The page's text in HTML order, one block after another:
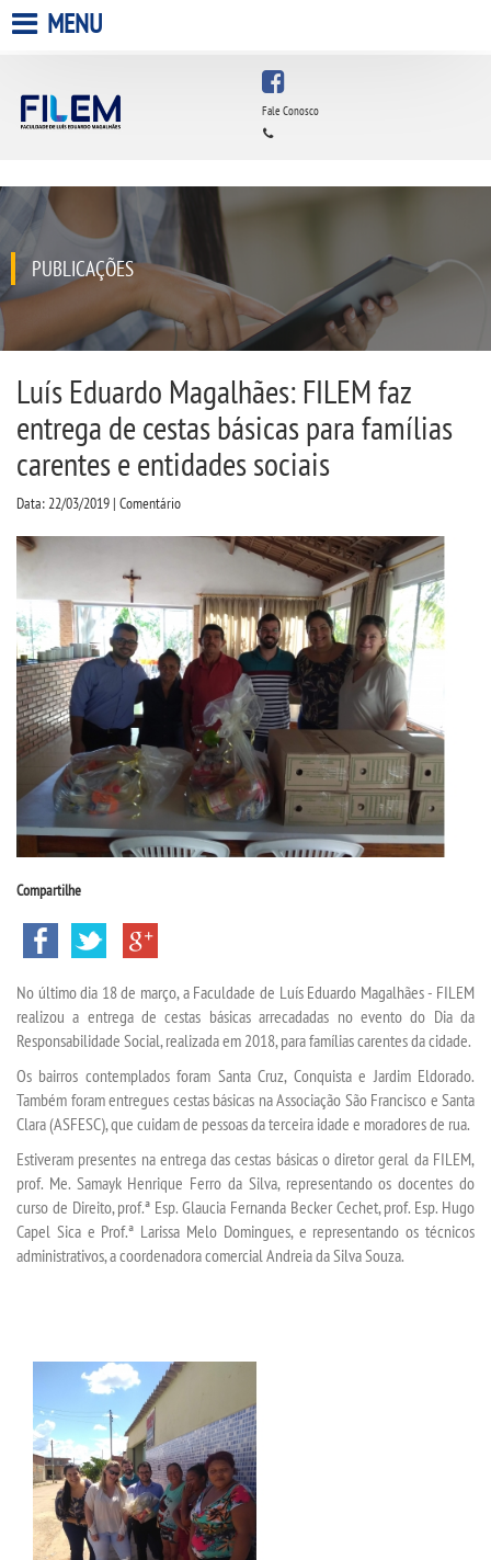
QUEM SOMOS
ESTÁGIOS
INFRAESTRUTURA
BIBLIOTECA
CPA
PROUNI
CURSOS
BACHARELADOS
TECNOLÓGICOS
VESTIBULAR
INSCREVA-SE
SEGUNDA GRADUAÇÃO
MATRÍCULA
EDITAL
PUBLICAÇÕES
REGULAMENTOS
PORTARIAS
MENU
Fale Conosco
PUBLICAÇÕES
Luís Eduardo Magalhães: FILEM faz
entrega de cestas básicas para famílias
carentes e entidades sociais
Data: 22/03/2019 | Comentário
Compartilhe
No último dia 18 de março, a Faculdade de Luís Eduardo Magalhães - FILEM
realizou a entrega de cestas básicas arrecadadas no evento do Dia da
Responsabilidade Social, realizada em 2018, para famílias carentes da cidade.
Os bairros contemplados foram Santa Cruz, Conquista e Jardim Eldorado.
Também foram entregues cestas básicas na Associação São Francisco e Santa
Clara (ASFESC), que cuidam de pessoas da terceira idade e moradores de rua.
Estiveram presentes na entrega das cestas básicas o diretor geral da FILEM,
prof. Me. Samayk Henrique Ferro da Silva, representando os docentes do
curso de Direito, prof.ª Esp. Glaucia Fernanda Becker Cechet, prof. Esp. Hugo
Capel Sica e Prof.ª Larissa Melo Domingues, e representando os técnicos
administrativos, a coordenadora comercial Andreia da Silva Souza.